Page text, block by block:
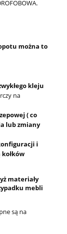
można to
kleju
na
( co
lub zmiany
i
materiały
mebli
są na